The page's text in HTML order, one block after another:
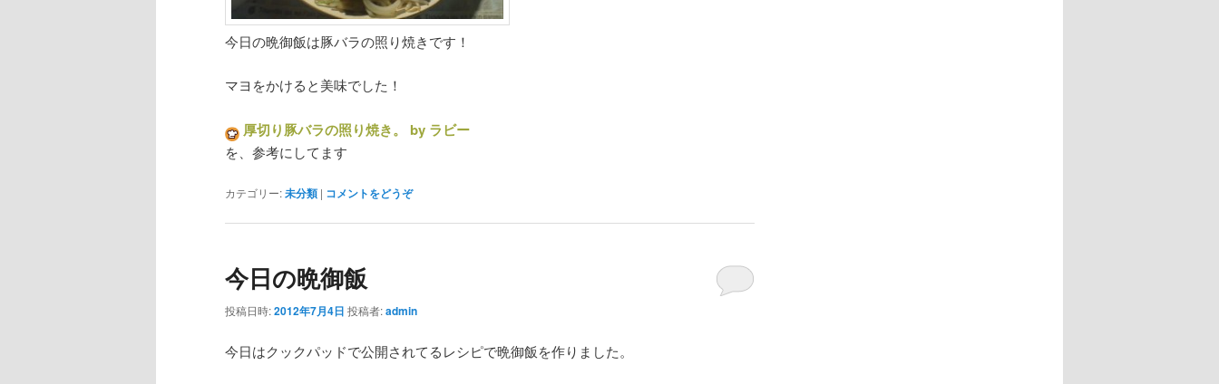
今日の晩御飯は豚バラの照り焼きです！
マヨをかけると美味でした！
厚切り豚バラの照り焼き。 by ラビー
を、参考にしてます
カテゴリー:未分類 | コメントをどうぞ
今日の晩御飯
投稿日時:2012年7月4日 投稿者:admin
今日はクックパッドで公開されてるレシピで晩御飯を作りました。